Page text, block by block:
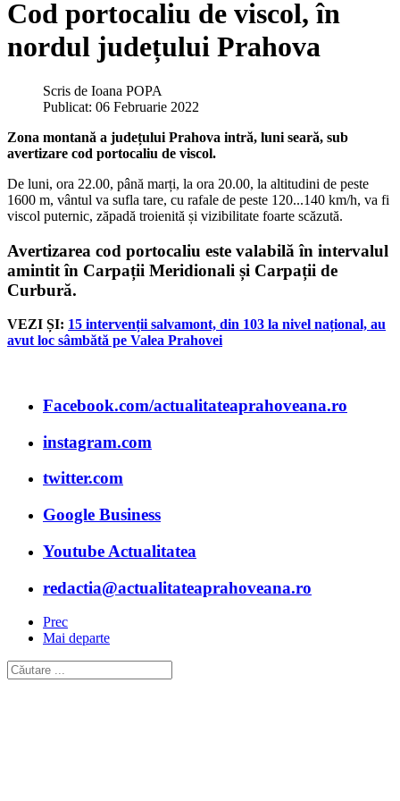
Cod portocaliu de viscol, în
nordul județului Prahova
Scris de Ioana POPA
Publicat: 06 Februarie 2022
Zona montană a județului Prahova intră, luni seară, sub
avertizare cod portocaliu de viscol.
De luni, ora 22.00, până marți, la ora 20.00, la altitudini de peste
1600 m, vântul va sufla tare, cu rafale de peste 120...140 km/h, va fi
viscol puternic, zăpadă troienită și vizibilitate foarte scăzută.
Avertizarea cod portocaliu este valabilă în intervalul
amintit în Carpații Meridionali și Carpații de
Curbură.
VEZI ȘI: 15 intervenții salvamont, din 103 la nivel național, au
avut loc sâmbătă pe Valea Prahovei
Facebook.com/actualitateaprahoveana.ro
instagram.com
twitter.com
Google Business
Youtube Actualitatea
redactia@actualitateaprahoveana.ro
Prec
Mai departe